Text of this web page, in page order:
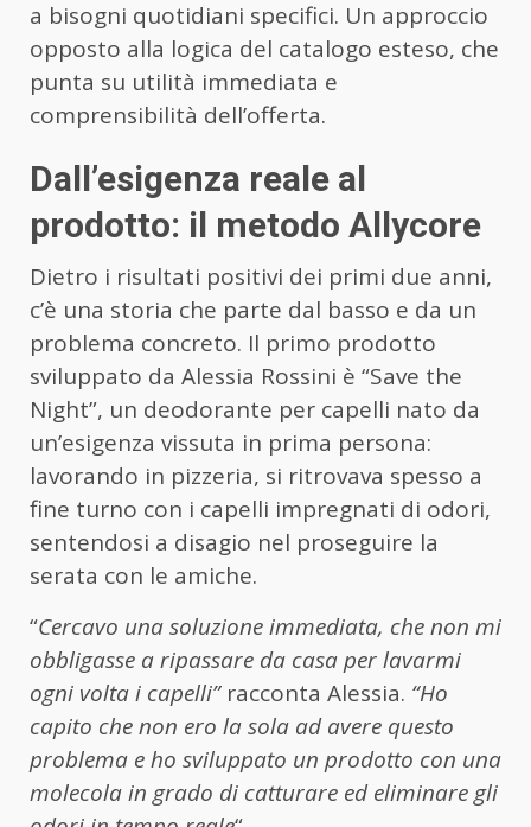
a bisogni quotidiani specifici. Un approccio
opposto alla logica del catalogo esteso, che
punta su utilità immediata e
comprensibilità dell’offerta.
Dall’esigenza reale al
prodotto: il metodo Allycore
Dietro i risultati positivi dei primi due anni,
c’è una storia che parte dal basso e da un
problema concreto. Il primo prodotto
sviluppato da Alessia Rossini è “Save the
Night”, un deodorante per capelli nato da
un’esigenza vissuta in prima persona:
lavorando in pizzeria, si ritrovava spesso a
fine turno con i capelli impregnati di odori,
sentendosi a disagio nel proseguire la
serata con le amiche.
“Cercavo una soluzione immediata, che non mi
obbligasse a ripassare da casa per lavarmi
ogni volta i capelli”racconta Alessia. “Ho
capito che non ero la sola ad avere questo
problema e ho sviluppato un prodotto con una
molecola in grado di catturare ed eliminare gli